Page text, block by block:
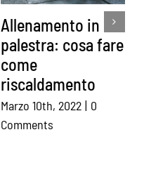
Allenamento in
palestra: cosa fare
come
riscaldamento
Marzo 10th, 2022 | 0
Comments